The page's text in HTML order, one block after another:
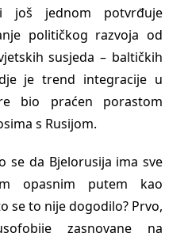
još jednom potvrđuje
političkog razvoja od
susjeda – baltičkih
je trend integracije u
bio praćen porastom
s Rusijom.
se da Bjelorusija ima sve
opasnim putem kao
se to nije dogodilo? Prvo,
zasnovane na